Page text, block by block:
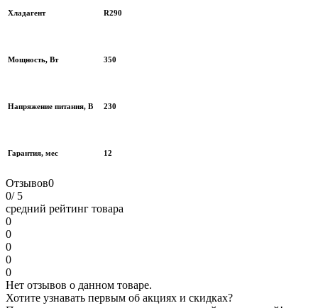
Хладагент R290
Мощность, Вт 350
Напряжение питания, В 230
Гарантия, мес 12
Отзывов0
0/ 5
средний рейтинг товара
0
0
0
0
0
Нет отзывов о данном товаре.
Хотите узнавать первым об акциях и скидках?